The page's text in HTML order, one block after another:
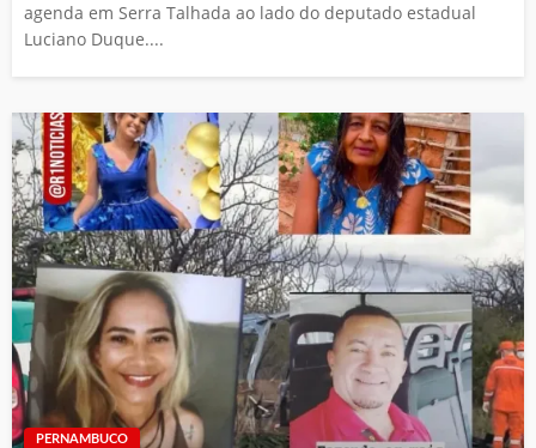
agenda em Serra Talhada ao lado do deputado estadual
Luciano Duque....
PERNAMBUCO